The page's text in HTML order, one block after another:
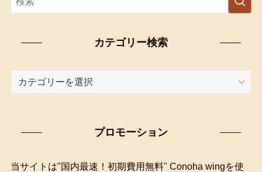
カテゴリー検索
索
プロモーション
当サイトは"国内最速！初期費用無料" Conoha wingを使